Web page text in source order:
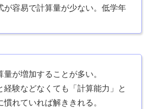
が容易で計算量が少ない。低学年
が増加することが多い。
経験などなくても「計算能力」と
れていれば解ききれる。